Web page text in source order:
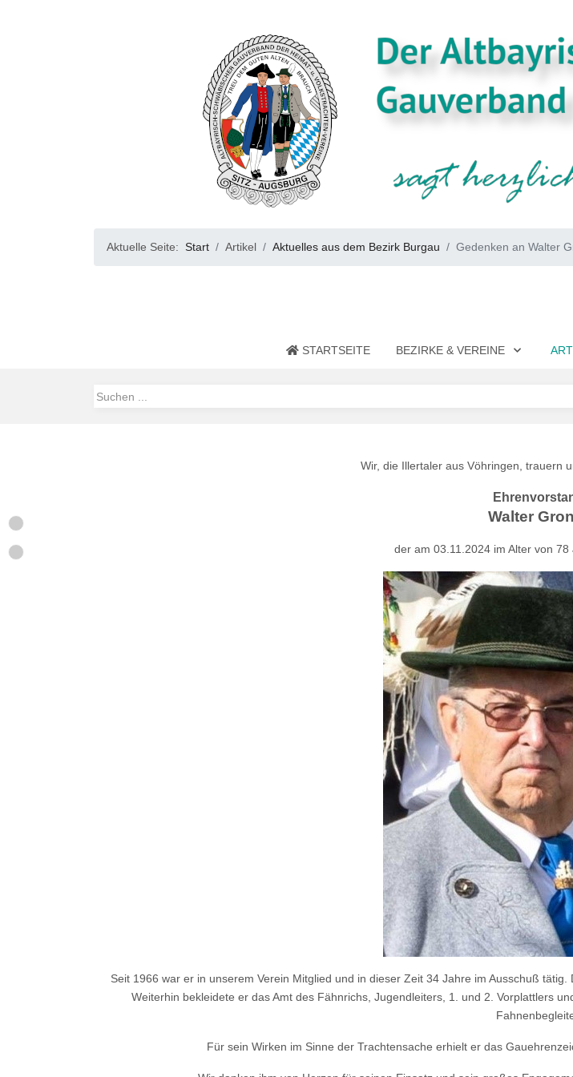
Aktuelle Seite: Start Artikel Aktuelles aus dem Bezirk Burgau Gedenken an Walter
STARTSEITE BEZIRKE & VEREINE
Wir, die Illertaler aus Vöhringen, trauern
Walter
der am 03.11.2024 im Alter von 78
Seit 1966 war er in unserem Verein Mitglied und in dieser Zeit 34 Jahre im Ausschuß
Weiterhin bekleidete er das Amt des Fähnrichs, Jugendleiters, 1. und 2. Vorplattlers
Für sein Wirken im Sinne der Trachtensache erhielt er das